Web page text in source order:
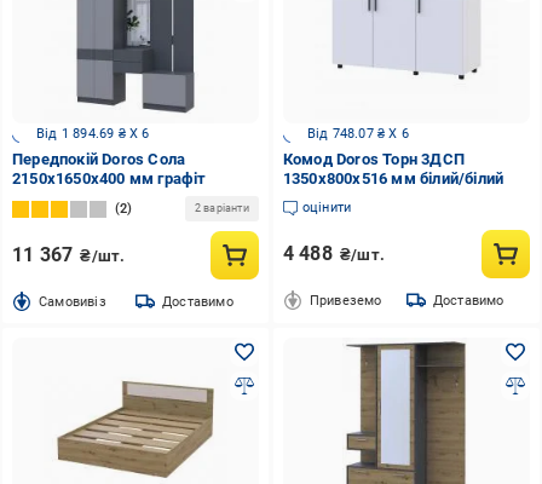
Від 1 894.69 ₴ X 6
Передпокій Doros Сола
2150х1650х400 мм графіт
2 2 варіанти
11 367 ₴/шт.
Cамовивіз Доставимо
Від 748.07 ₴ X 6
Комод Doros Торн 3ДСП
1350x800x516 мм білий/білий
оцінити
4 488 ₴/шт.
Привеземо Доставимо